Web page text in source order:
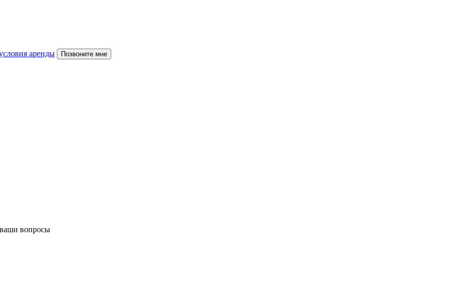
аренды Позвоните мне
вопросы